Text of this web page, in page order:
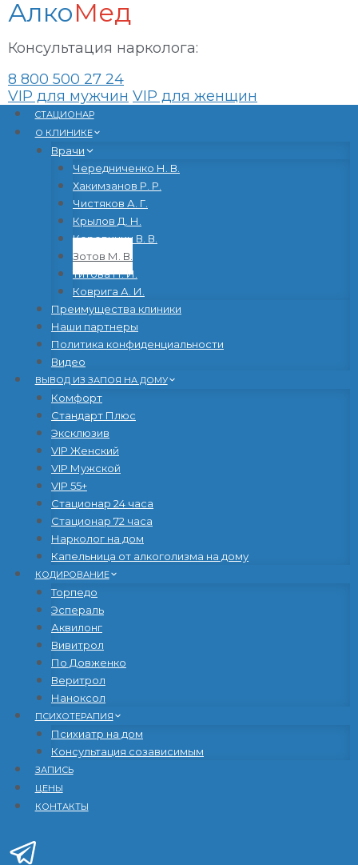
АлкоМед
Консультация нарколога:
8 800 500 27 24
VIP для мужчин VIP для женщин
Перейти
содержанию
CТАЦИОНАР
О КЛИНИКЕ
Врачи
Чередниченко Н. В.
Хакимзанов Р. Р.
Чистяков А. Г.
Крылов Д. Н.
Коровицин В. В.
Зотов М. В.
Титова Н. И.
Коврига А. И.
Преимущества клиники
Наши партнеры
Политика конфиденциальности
Видео
ВЫВОД ИЗ ЗАПОЯ НА ДОМУ
Комфорт
Стандарт Плюс
Эксклюзив
VIP Женский
VIP Мужской
VIP 55+
Стационар 24 часа
Стационар 72 часа
Нарколог на дом
Капельница от алкоголизма на дому
КОДИРОВАНИЕ
Торпедо
Эспераль
Аквилонг
Вивитрол
По Довженко
Веритрол
Наноксол
ПСИХОТЕРАПИЯ
Психиатр на дом
Консультация созависимым
ЗАПИСЬ
ЦЕНЫ
КОНТАКТЫ